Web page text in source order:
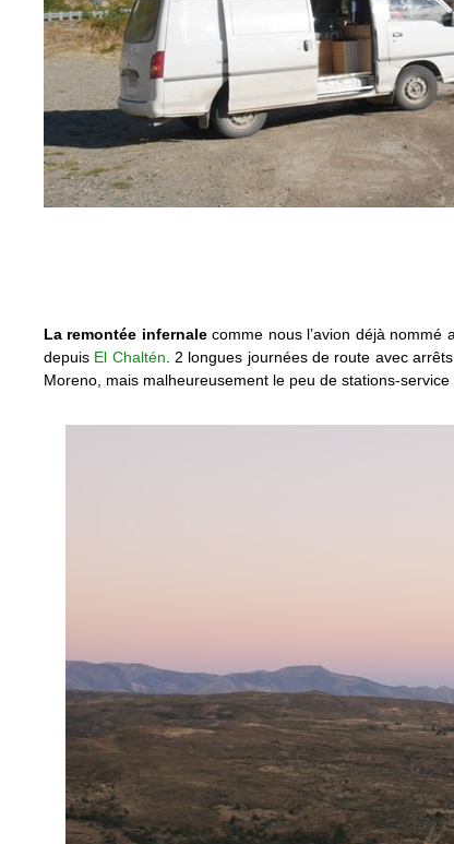
La remontée infernalecomme nous l’avion déjà nommé
depuis El Chaltén . 2 longues journées de route avec
Moreno, mais malheureusement le peu de stations-